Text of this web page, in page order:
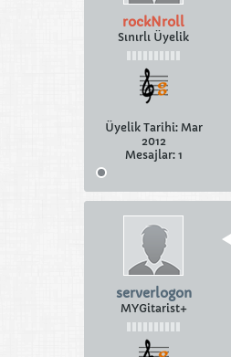
rockNroll
Sınırlı Üyelik
Üyelik Tarihi: Mar
2012
Mesajlar: 1
serverlogon
MYGitarist+